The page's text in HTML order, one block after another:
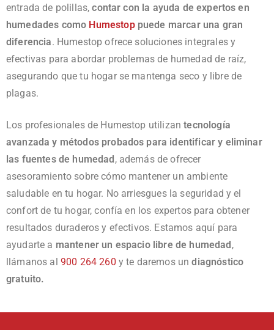
entrada de polillas,contar con la ayuda de expertos en
humedades como Humestoppuede marcar una gran
diferencia. Humestop ofrece soluciones integrales y
efectivas para abordar problemas de humedad de raíz,
asegurando que tu hogar se mantenga seco y libre de
plagas.
Los profesionales de Humestop utilizantecnología
avanzada y métodos probados para identificar y eliminar
las fuentes de humedad, además de ofrecer
asesoramiento sobre cómo mantener un ambiente
saludable en tu hogar. No arriesgues la seguridad y el
confort de tu hogar, confía en los expertos para obtener
resultados duraderos y efectivos. Estamos aquí para
ayudarte a mantener un espacio libre de humedad,
llámanos al 900 264 260 y te daremos undiagnóstico
gratuito.